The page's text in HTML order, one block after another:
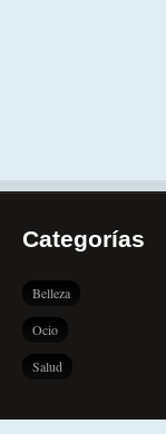
Categorías
Belleza
Ocio
Salud